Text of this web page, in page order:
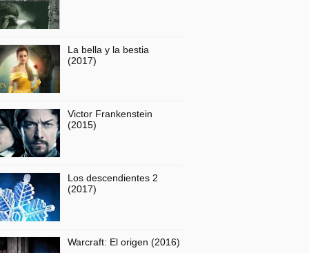
La bella y la bestia
(2017)
Victor Frankenstein
(2015)
Los descendientes 2
(2017)
Warcraft: El origen (2016)